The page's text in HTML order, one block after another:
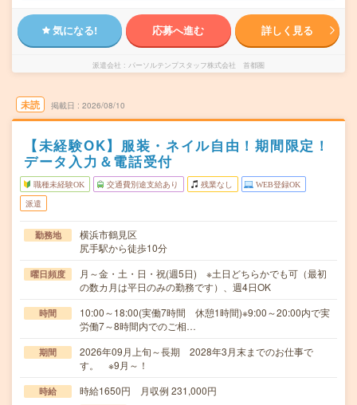
気になる! 応募へ進む 詳しく見る
派遣会社 パーソルテンプスタッフ株式会社 首都圏
未読 掲載日 2026/08/10
【未経験OK】服装・ネイル自由！期間限定！
データ入力＆電話受付
職種未経験OK 交通費別途支給あり 残業なし WEB登録OK
派遣
勤務地
横浜市鶴見区
尻手駅から徒歩10分
曜日頻度
月～金・土・日・祝(週5日) ※土日どちらかでも可（最初
の数カ月は平日のみの勤務です）、週4日OK
時間
10:00～18:00(実働7時間 休憩1時間)※9:00～20:00内で実
労働7～8時間内でのご相…
期間
2026年09月上旬～長期 2028年3月末までのお仕事で
す。 ※9月～！
時給 時給1650円 月収例 231,000円